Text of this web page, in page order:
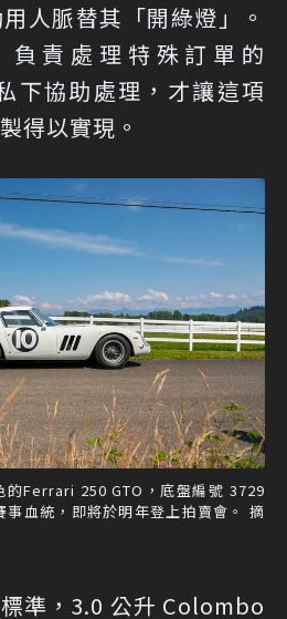
人脈替其「開綠燈」。
負責處理特殊訂單的
下協助處理，才讓這項
得以實現。
的Ferrari 250 GTO，底盤編號 3729
事血統，即將於明年登上拍賣會。 摘
準，3.0 公升 Colombo